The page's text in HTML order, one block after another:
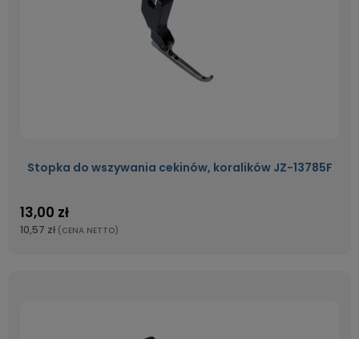
Stopka do wszywania cekinów, koralików JZ-13785F
13,00 zł
10,57 zł (CENA NETTO)